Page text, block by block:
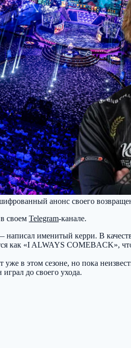
анонс своего
своем Telegram-канале.
именитый керри. В
как «I ALWAYS COMEBACK»,
уже в этом сезоне, но пока
играл до своего ухода.